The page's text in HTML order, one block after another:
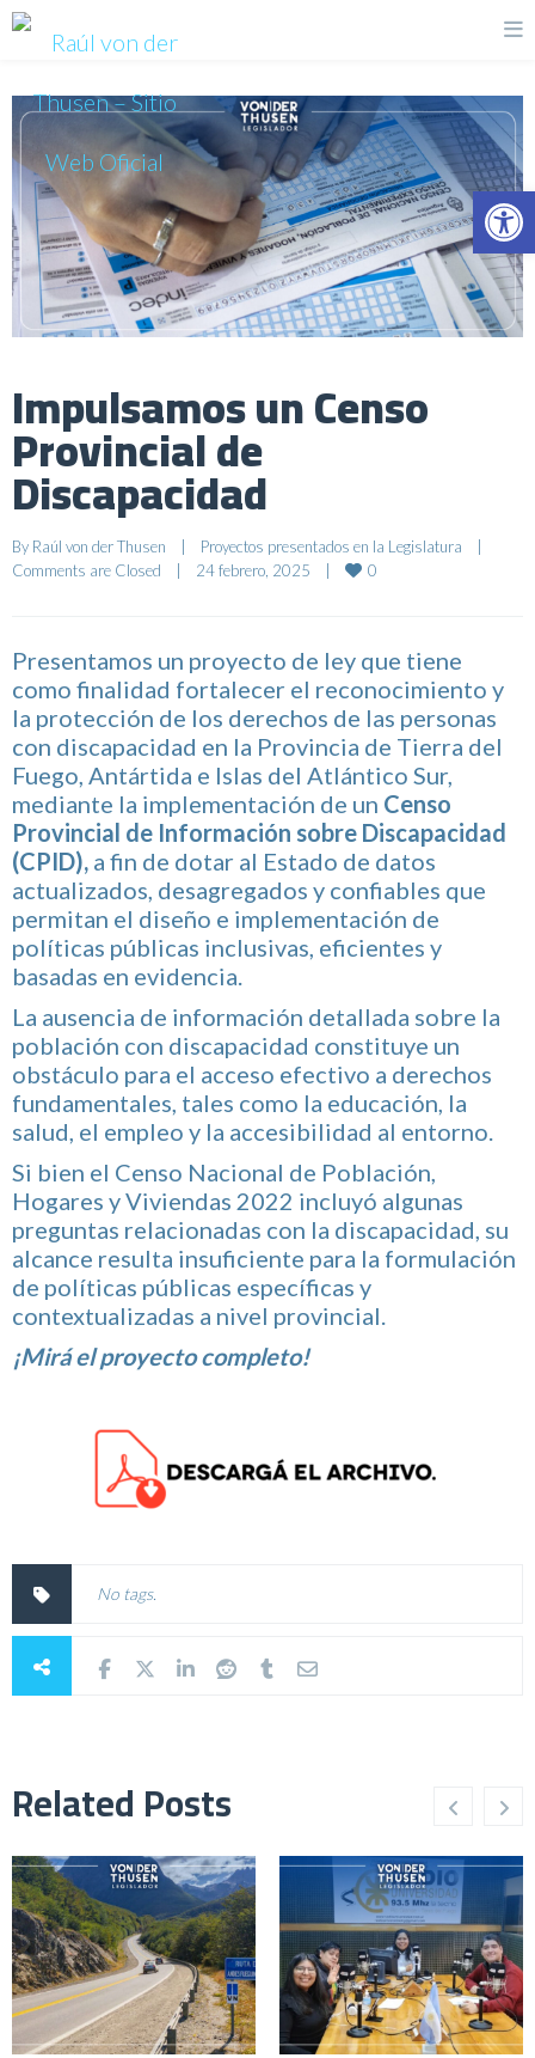
Impulsamos un Censo
Provincial de
Discapacidad
By Raúl von der Thusen | Proyectos presentados en la Legislatura
|
Comments are Closed
| 24 febrero, 2025 | 0
Presentamos un proyecto de ley que tiene
como finalidad fortalecer el reconocimiento y
la protección de los derechos de las personas
con discapacidad en la Provincia de Tierra del
Fuego, Antártida e Islas del Atlántico Sur,
mediante la implementación de un Censo
Provincial de Información sobre Discapacidad
(CPID), a fin de dotar al Estado de datos
actualizados, desagregados y confiables que
permitan el diseño e implementación de
políticas públicas inclusivas, eficientes y
basadas en evidencia.
La ausencia de información detallada sobre la
población con discapacidad constituye un
obstáculo para el acceso efectivo a derechos
fundamentales, tales como la educación, la
salud, el empleo y la accesibilidad al entorno.
Si bien el Censo Nacional de Población,
Hogares y Viviendas 2022 incluyó algunas
preguntas relacionadas con la discapacidad, su
alcance resulta insuficiente para la formulación
de políticas públicas específicas y
contextualizadas a nivel provincial.
¡Mirá el proyecto completo!
No tags.
Related Posts